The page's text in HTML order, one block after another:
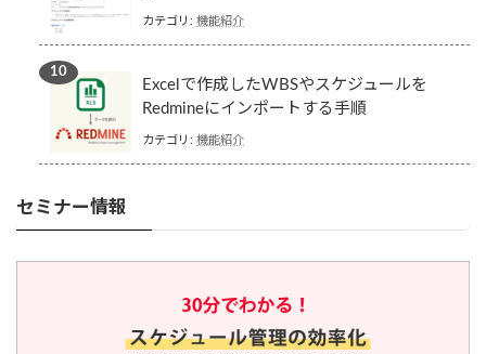
カテゴリ: 機能紹介
Excelで作成したWBSやスケジュールを
Redmineにインポートする手順
カテゴリ: 機能紹介
セミナー情報